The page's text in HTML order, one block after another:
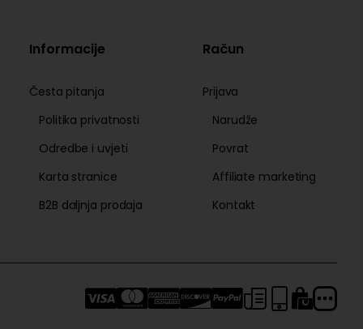
Informacije
Česta pitanja
Politika privatnosti
Odredbe i uvjeti
Karta stranice
B2B daljnja prodaja
Račun
Prijava
Narudže
Povrat
Affiliate marketing
Kontakt